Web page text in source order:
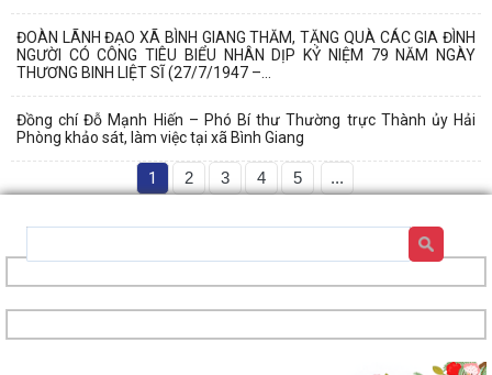
ĐOÀN LÃNH ĐẠO XÃ BÌNH GIANG THĂM, TẶNG QUÀ CÁC GIA ĐÌNH
NGƯỜI CÓ CÔNG TIÊU BIỂU NHÂN DỊP KỶ NIỆM 79 NĂM NGÀY
THƯƠNG BINH LIỆT SĨ (27/7/1947 –...
Đồng chí Đỗ Mạnh Hiến – Phó Bí thư Thường trực Thành ủy Hải
Phòng khảo sát, làm việc tại xã Bình Giang
1 2 3 4 5 ...